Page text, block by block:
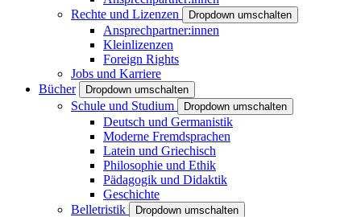
Rechte und Lizenzen
Dropdown umschalten
Ansprechpartner:innen
Kleinlizenzen
Foreign Rights
Jobs und Karriere
Bücher
Dropdown umschalten
Schule und Studium Dropdown umschalten
Deutsch und Germanistik
Moderne Fremdsprachen
Latein und Griechisch
Philosophie und Ethik
Pädagogik und Didaktik
Geschichte
Belletristik
Dropdown umschalten